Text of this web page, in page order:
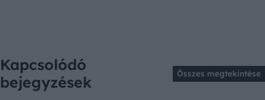
Kapcsolódó
bejegyzések
Összes megtekintése